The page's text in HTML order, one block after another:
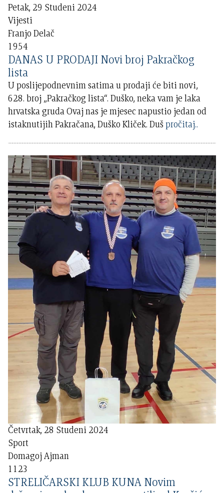
Petak, 29 Studeni 2024
Vijesti
Franjo Delač
1954
DANAS U PRODAJI Novi broj Pakračkog
lista
U poslijepodnevnim satima u prodaji će biti novi,
628. broj „Pakračkog lista“. Duško, neka vam je laka
hrvatska gruda Ovaj nas je mjesec napustio jedan od
istaknutijih Pakračana, Duško Kliček. Dušpročitaj..
Četvrtak, 28 Studeni 2024
Sport
Domagoj Ajman
1123
STRELIČARSKI KLUB KUNA Novim